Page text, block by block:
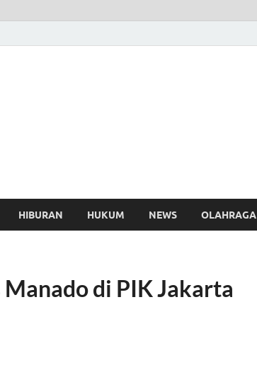
HIBURAN HUKUM NEWS OLAHRAGA
Manado di PIK Jakarta